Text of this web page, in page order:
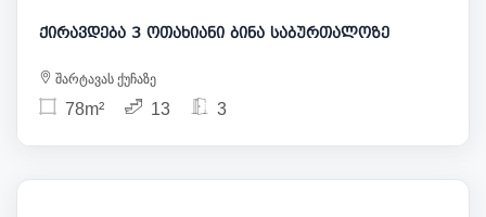
ქირავდება 3 ოთახიანი ბინა საბურთალოზე
შარტავას ქუჩაზე
78m² 13 3
1 142